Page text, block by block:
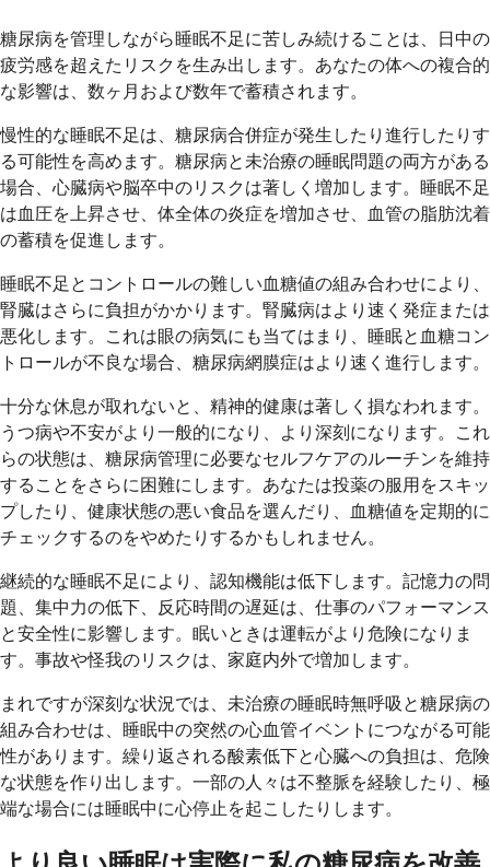
糖尿病を管理しながら睡眠不足に苦しみ続けることは、日中の
疲労感を超えたリスクを生み出します。あなたの体への複合的
な影響は、数ヶ月および数年で蓄積されます。
慢性的な睡眠不足は、糖尿病合併症が発生したり進行したりす
る可能性を高めます。糖尿病と未治療の睡眠問題の両方がある
場合、心臓病や脳卒中のリスクは著しく増加します。睡眠不足
は血圧を上昇させ、体全体の炎症を増加させ、血管の脂肪沈着
の蓄積を促進します。
睡眠不足とコントロールの難しい血糖値の組み合わせにより、
腎臓はさらに負担がかかります。腎臓病はより速く発症または
悪化します。これは眼の病気にも当てはまり、睡眠と血糖コン
トロールが不良な場合、糖尿病網膜症はより速く進行します。
十分な休息が取れないと、精神的健康は著しく損なわれます。
うつ病や不安がより一般的になり、より深刻になります。これ
らの状態は、糖尿病管理に必要なセルフケアのルーチンを維持
することをさらに困難にします。あなたは投薬の服用をスキッ
プしたり、健康状態の悪い食品を選んだり、血糖値を定期的に
チェックするのをやめたりするかもしれません。
継続的な睡眠不足により、認知機能は低下します。記憶力の問
題、集中力の低下、反応時間の遅延は、仕事のパフォーマンス
と安全性に影響します。眠いときは運転がより危険になりま
す。事故や怪我のリスクは、家庭内外で増加します。
まれですが深刻な状況では、未治療の睡眠時無呼吸と糖尿病の
組み合わせは、睡眠中の突然の心血管イベントにつながる可能
性があります。繰り返される酸素低下と心臓への負担は、危険
な状態を作り出します。一部の人々は不整脈を経験したり、極
端な場合には睡眠中に心停止を起こしたりします。